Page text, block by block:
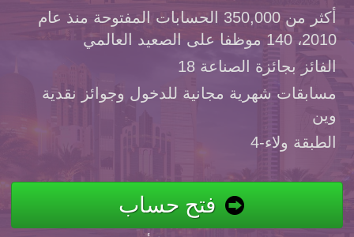
أكثر من 350,000 الحسابات المفتوحة منذ عام
2010، 140 موظفا على الصعيد العالمي
الفائز بجائزة الصناعة 18
مسابقات شهرية مجانية للدخول وجوائز نقدية
وين
4-الطبقة ولاء
فتح حساب